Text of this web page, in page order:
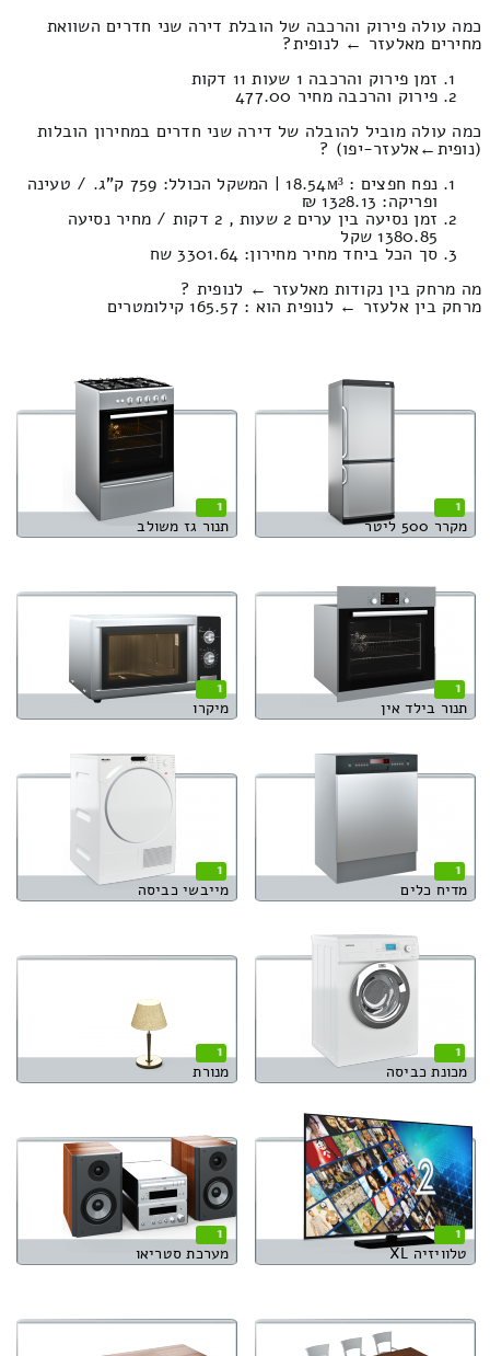
כמה עולה פירוק והרכבה של הובלת דירה שני חדרים השוואת
מחירים מאלעזר ← לנופית?
זמן פירוק והרכבה 1 שעות 11 דקות
פירוק והרכבה מחיר 477.00
כמה עולה מוביל להובלה של דירה שני חדרים במחירון הובלות
(נופית‎←‏אלעזר-יפו) ?
נפח חפצים : 18.54м³ | המשקל הכולל: 759 ק”ג. / טעינה
ופריקה: 1328.13 ₪
זמן נסיעה בין ערים 2 שעות , 2 דקות / מחיר נסיעה
1380.85 שקל
סך הכל ביחד מחיר מחירון: 3301.64 שח
מה מרחק בין נקודות מאלעזר ← לנופית ?
מרחק בין אלעזר ← לנופית הוא : 165.57 קילומטרים
1
מקרר 500 ליטר
1
תנור גז משולב
1
תנור בילד אין
1
מיקרו
1
מדיח כלים
1
מייבשי כביסה
1
מכונת כביסה
1
מנורת
1
טלוויזיה XL
1
מערכת סטריאו